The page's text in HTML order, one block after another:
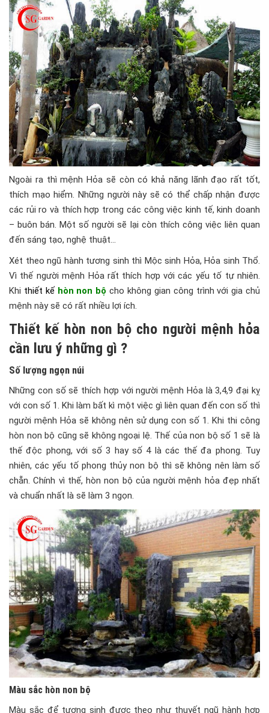
Ngoài ra thì mệnh Hỏa sẽ còn có khả năng lãnh đạo rất tốt,
thích mạo hiểm. Những người này sẽ có thể chấp nhận được
các rủi ro và thích hợp trong các công việc kinh tế, kinh doanh
– buôn bán. Một số người sẽ lại còn thích công việc liên quan
đến sáng tạo, nghệ thuật…
Xét theo ngũ hành tương sinh thì Mộc sinh Hỏa, Hỏa sinh Thổ.
Vì thế người mệnh Hỏa rất thích hợp với các yếu tố tự nhiên.
Khi thiết kế hòn non bộ cho không gian công trình với gia chủ
mệnh này sẽ có rất nhiều lợi ích.
Thiết kế hòn non bộ cho người mệnh hỏa
cần lưu ý những gì ?
Số lượng ngọn núi
Những con số sẽ thích hợp với người mệnh Hỏa là 3,4,9 đại kỵ
với con số 1. Khi làm bất kì một việc gì liên quan đến con số thì
người mệnh Hỏa sẽ không nên sử dụng con số 1. Khi thi công
hòn non bộ cũng sẽ không ngoại lệ. Thế của non bộ số 1 sẽ là
thế độc phong, với số 3 hay số 4 là các thế đa phong. Tuy
nhiên, các yếu tố phong thủy non bộ thì sẽ không nên làm số
chẵn. Chính vì thế, hòn non bộ của người mệnh hỏa đẹp nhất
và chuẩn nhất là sẽ làm 3 ngọn.
Màu sắc hòn non bộ
Màu sắc để tương sinh được theo như thuyết ngũ hành hợp